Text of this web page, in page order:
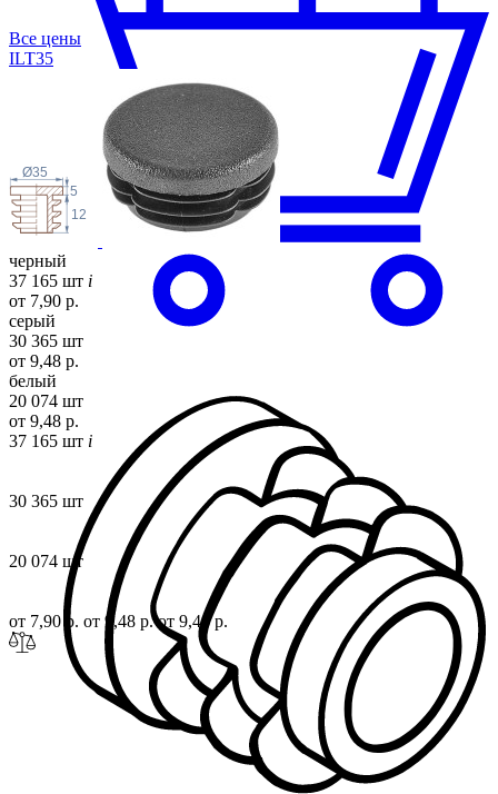
Все цены
ILT35
5
12
Ø35
черный
37 165 шт i
от 7,90 р.
серый
30 365 шт
от 9,48 р.
белый
20 074 шт
от 9,48 р.
37 165 шт i
30 365 шт
20 074 шт
от 7,90 р. от 9,48 р.от 9,48 р.